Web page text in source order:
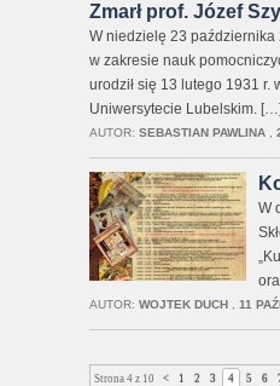
Zmarł prof. Józef
W niedzielę 23 października
w zakresie nauk
urodził się 13 lutego 1931 r.
Uniwersytecie Lubelskim. […]
AUTOR: SEBASTIAN PAWLINA,
W
AUTOR: WOJTEK DUCH, 11
Strona 4 z 10 < 1 2 3 4 5 6